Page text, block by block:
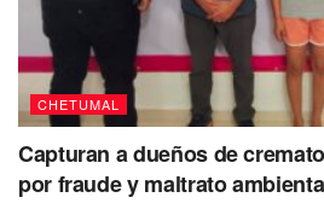
CHETUMAL
Capturan a dueños de
por fraude y maltrato